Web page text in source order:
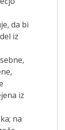
da bi
iz
iz
na